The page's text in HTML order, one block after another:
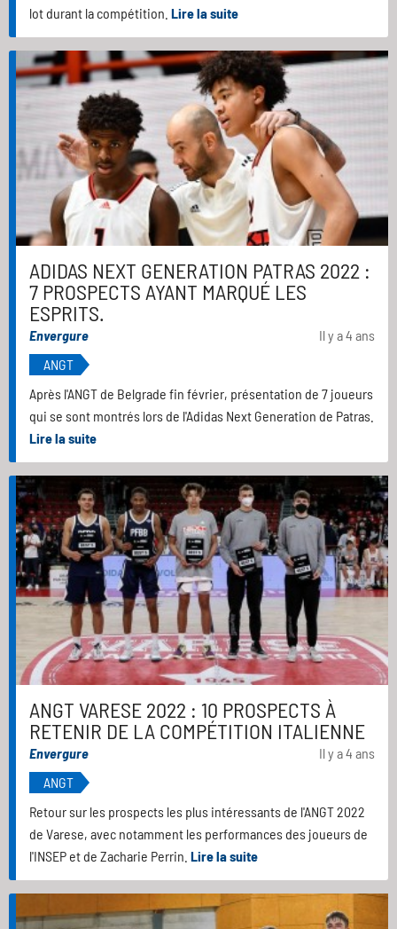
lot durant la compétition. Lire la suite
ADIDAS NEXT GENERATION PATRAS 2022 :
7 PROSPECTS AYANT MARQUÉ LES
ESPRITS.
Envergure
Il y a 4 ans
ANGT
Après l'ANGT de Belgrade fin février, présentation de 7 joueurs
qui se sont montrés lors de l'Adidas Next Generation de Patras.
Lire la suite
ANGT VARESE 2022 : 10 PROSPECTS À
RETENIR DE LA COMPÉTITION ITALIENNE
Envergure
Il y a 4 ans
ANGT
Retour sur les prospects les plus intéressants de l'ANGT 2022
de Varese, avec notamment les performances des joueurs de
l'INSEP et de Zacharie Perrin. Lire la suite